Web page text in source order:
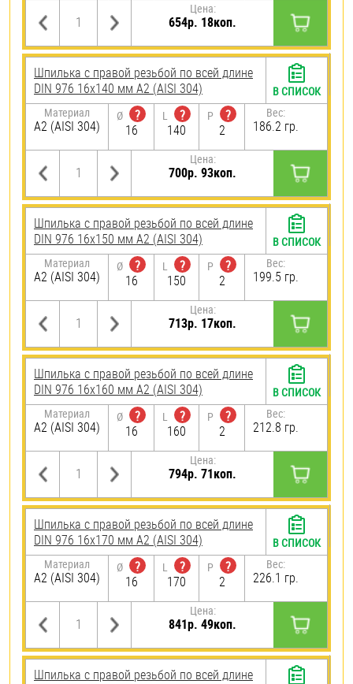
Цена:
654р. 18коп.
Шпилька с правой резьбой по всей длине
DIN 976 16х140 мм А2 (AISI 304)
Материал
А2 (AISI 304)
Ø
?
16
L
?
140
P
?
2
Вес:
186.2 гр.
Цена:
700р. 93коп.
В СПИСОК
Шпилька с правой резьбой по всей длине
DIN 976 16х150 мм А2 (AISI 304)
Материал
А2 (AISI 304)
Ø
?
16
L
?
150
P
?
2
Вес:
199.5 гр.
Цена:
713р. 17коп.
В СПИСОК
Шпилька с правой резьбой по всей длине
DIN 976 16х160 мм А2 (AISI 304)
Материал
А2 (AISI 304)
Ø
?
16
L
?
160
P
?
2
Вес:
212.8 гр.
Цена:
794р. 71коп.
В СПИСОК
Шпилька с правой резьбой по всей длине
DIN 976 16х170 мм А2 (AISI 304)
Материал
А2 (AISI 304)
Ø
?
16
L
?
170
P
?
2
Вес:
226.1 гр.
Цена:
841р. 49коп.
В СПИСОК
Шпилька с правой резьбой по всей длине